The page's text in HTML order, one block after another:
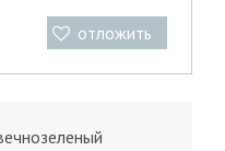
отложить